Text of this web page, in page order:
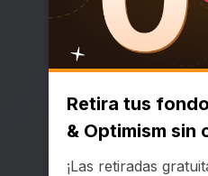
Retira tus
& Optimism sin
¡Las retiradas